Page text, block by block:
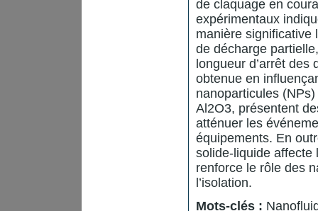
de claquage en
expérimentaux
manière significative
de décharge
longueur d’arrêt
obtenue en
nanoparticules
Al2O3, présentent
atténuer les
équipements. En
solide-liquide affecte
renforce le rôle des
l’isolation.
Mots-clés :